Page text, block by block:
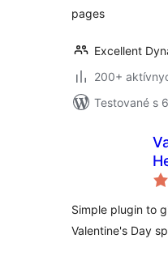
pages
Excellent
200+
Testované s
Simple plugin to
Valentine's Day